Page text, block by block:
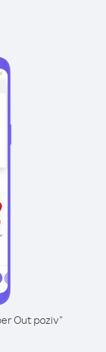
Out poziv"